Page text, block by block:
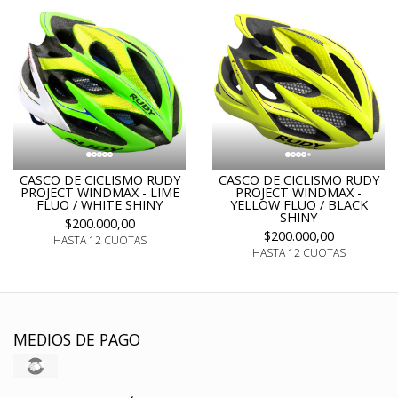
CASCO DE CICLISMO RUDY
PROJECT WINDMAX - LIME
FLUO / WHITE SHINY
$200.000,00
HASTA 12 CUOTAS
CASCO DE CICLISMO RUDY
PROJECT WINDMAX -
YELLOW FLUO / BLACK
SHINY
$200.000,00
HASTA 12 CUOTAS
MEDIOS DE PAGO